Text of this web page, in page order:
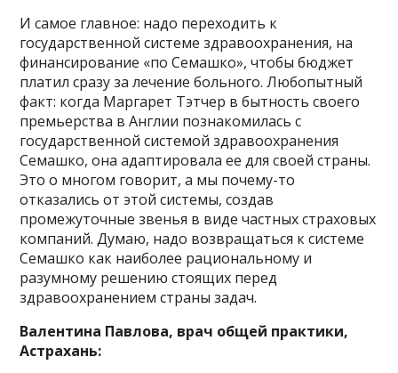
И самое главное: надо переходить к
государственной системе здравоохранения, на
финансирование «по Семашко», чтобы бюджет
платил сразу за лечение больного. Любопытный
факт: когда Маргарет Тэтчер в бытность своего
премьерства в Англии познакомилась с
государственной системой здравоохранения
Семашко, она адаптировала ее для своей страны.
Это о многом говорит, а мы почему-то
отказались от этой системы, создав
промежуточные звенья в виде частных страховых
компаний. Думаю, надо возвращаться к системе
Семашко как наиболее рациональному и
разумному решению стоящих перед
здравоохранением страны задач.
Валентина Павлова, врач общей практики,
Астрахань: